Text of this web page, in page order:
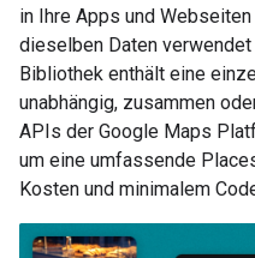
in Ihre Apps und
dieselben Daten
Bibliothek enthält eine
unabhängig, zusammen
APIs der Google Maps
um eine umfassende
Kosten und minimalem